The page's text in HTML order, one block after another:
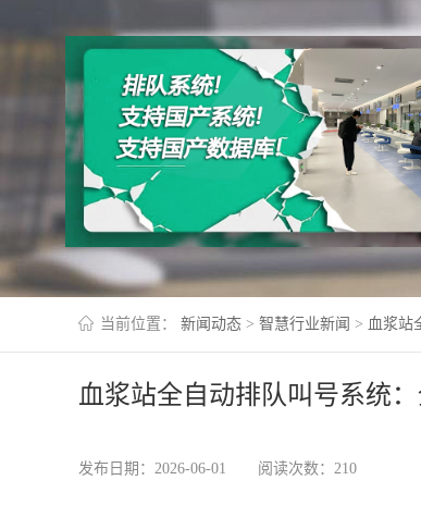
当前位置： 新闻动态 > 智慧行业新闻 > 血浆站
血浆站全自动排队叫号系统
发布日期：2026-06-01 阅读次数：210